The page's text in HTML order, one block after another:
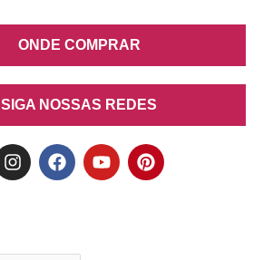
ONDE COMPRAR
SIGA NOSSAS REDES